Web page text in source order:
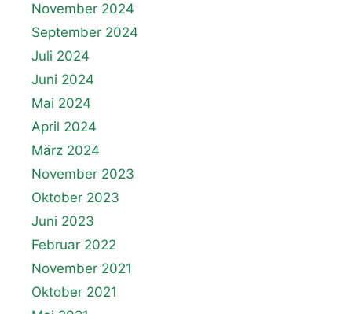
November 2024
September 2024
Juli 2024
Juni 2024
Mai 2024
April 2024
März 2024
November 2023
Oktober 2023
Juni 2023
Februar 2022
November 2021
Oktober 2021